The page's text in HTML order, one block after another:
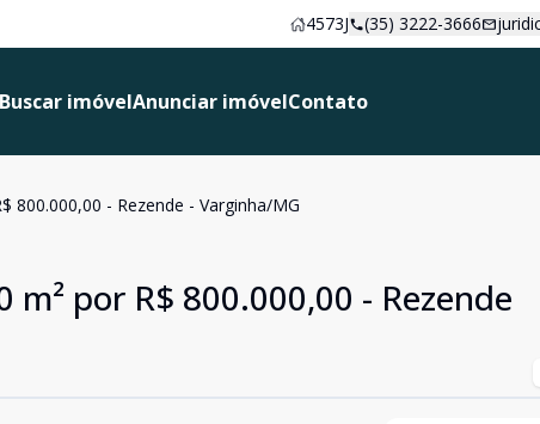
4573J (35) 3222-3666
imóvelAnunciar imóvelContato
800.000,00 - Rezende - Varginha/MG
por R$ 800.000,00 - Rezende